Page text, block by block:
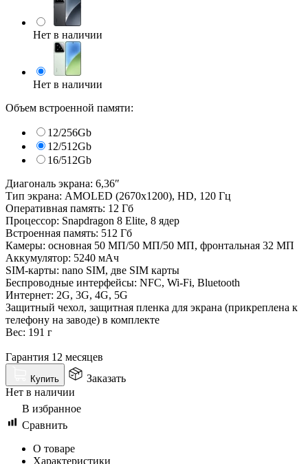
Нет в наличии
Нет в наличии
Объем встроенной памяти:
12/256Gb
12/512Gb
16/512Gb
Диагональ экрана: 6,36″
Тип экрана: AMOLED (2670x1200), HD, 120 Гц
Оперативная память: 12 Гб
Процессор: Snapdragon 8 Elite, 8 ядер
Встроенная память: 512 Гб
Камеры: основная 50 МП/50 МП/50 МП, фронтальная 32 МП
Аккумулятор: 5240 мАч
SIM-карты: nano SIM, две SIM карты
Беспроводные интерфейсы: NFC, Wi-Fi, Bluetooth
Интернет: 2G, 3G, 4G, 5G
Защитный чехол, защитная пленка для экрана (прикреплена к
телефону на заводе) в комплекте
Вес: 191 г
Гарантия 12 месяцев
Купить
Заказать
Нет в наличии
В избранное
Сравнить
О товаре
Характеристики